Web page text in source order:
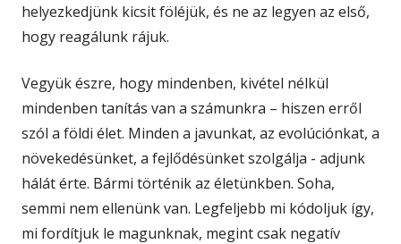
helyezkedjünk kicsit föléjük, és ne az legyen az első,
hogy reagálunk rájuk.
Vegyük észre, hogy mindenben, kivétel nélkül
mindenben tanítás van a számunkra – hiszen erről
szól a földi élet. Minden a javunkat, az evolúciónkat, a
növekedésünket, a fejlődésünket szolgálja - adjunk
hálát érte. Bármi történik az életünkben. Soha,
semmi nem ellenünk van. Legfeljebb mi kódoljuk így,
mi fordítjuk le magunknak, megint csak negatív